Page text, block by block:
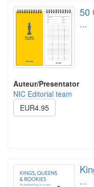
50
…
Auteur/Presentator
NIC Editorial team
EUR4.95
…